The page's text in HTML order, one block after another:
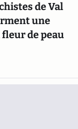
de Val
une
de peau